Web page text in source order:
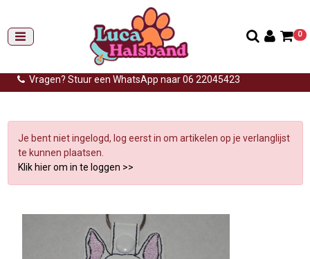
Gemiddelde levertijd: 3 tot 14 werkdagen
Gratis verzending (NL) vanaf €99,-
Vragen? Stuur een WhatsApp naar 06 22045423
0
Je bent niet ingelogd, log eerst in om artikelen op je verlanglijst
te kunnen plaatsen.
Klik hier om in te loggen >>